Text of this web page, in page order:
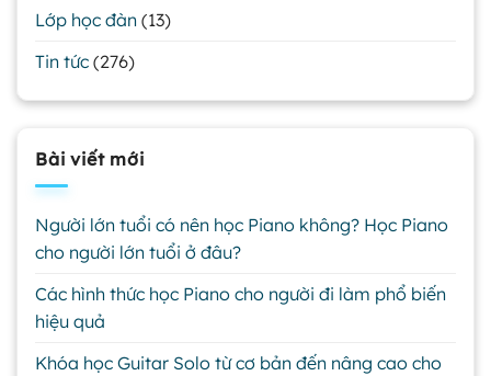
Lớp học đàn (13)
Tin tức (276)
Bài viết mới
Người lớn tuổi có nên học Piano không? Học Piano
cho người lớn tuổi ở đâu?
Các hình thức học Piano cho người đi làm phổ biến
hiệu quả
Khóa học Guitar Solo từ cơ bản đến nâng cao cho